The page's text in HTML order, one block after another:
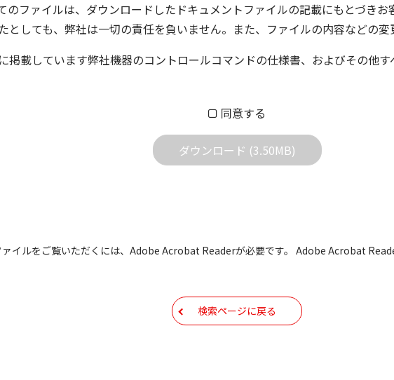
のファイルは、ダウンロードしたドキュメントファイルの記載にもとづき
としても、弊社は一切の責任を負いません。また、ファイルの内容などの変
掲載しています弊社機器のコントロールコマンドの仕様書、およびその他
の仕様変更などで予告なく改良及び変更される場合があります。
保証期間中でも有償修理となります。あらかじめご了承ください
中止または内容を変更する場合がございます。あらかじめご了承ください。
同意する
ダウンロード (3.50MB)
ァイルをご覧いただくには、Adobe Acrobat Readerが必要です。 Adobe Acrobat
検索ページに戻る